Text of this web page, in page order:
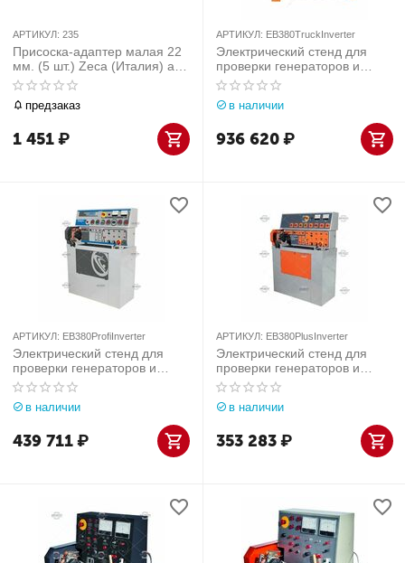
АРТИКУЛ: 235
Присоска-адаптер малая 22
мм. (5 шт.) Zeca (Италия) арт.
235
предзаказ
1 451₽
АРТИКУЛ: EB380TruckInverter
Электрический стенд для
проверки генераторов и
стартеров TopAuto (Италия)
арт. EB380TruckInverter
в наличии
936 620₽
АРТИКУЛ: EB380ProfiInverter
Электрический стенд для
проверки генераторов и
стартеров TopAuto (Италия)
арт. EB380ProfiInverter
в наличии
439 711₽
АРТИКУЛ: EB380PlusInverter
Электрический стенд для
проверки генераторов и
стартеров TopAuto (Италия)
арт. EB380PlusInverter
в наличии
353 283₽